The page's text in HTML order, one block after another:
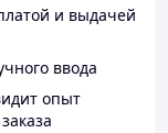
и выдачей
ввода
опыт